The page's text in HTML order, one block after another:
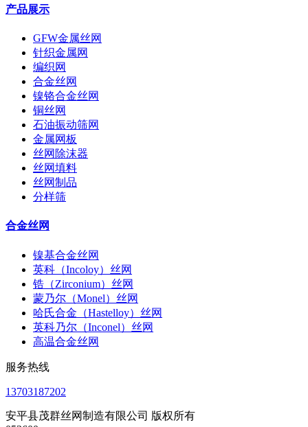
产品展示
GFW金属丝网
针织金属网
编织网
合金丝网
镍铬合金丝网
铜丝网
石油振动筛网
金属网板
丝网除沫器
丝网填料
丝网制品
分样筛
合金丝网
镍基合金丝网
英科（Incoloy）丝网
锆（Zirconium）丝网
蒙乃尔（Monel）丝网
哈氏合金（Hastelloy）丝网
英科乃尔（Inconel）丝网
高温合金丝网
服务热线
13703187202
安平县茂群丝网制造有限公司 版权所有